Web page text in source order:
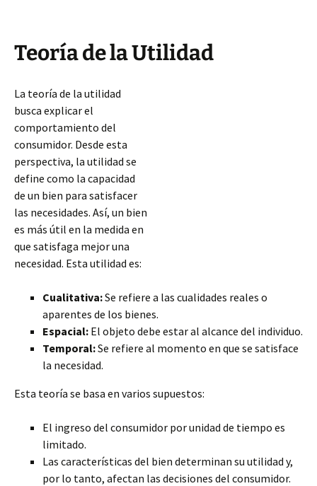
Teoría de la Utilidad
La teoría de la utilidad
busca explicar el
comportamiento del
consumidor. Desde esta
perspectiva, la utilidad se
define como la capacidad
de un bien para satisfacer
las necesidades. Así, un bien
es más útil en la medida en
que satisfaga mejor una
necesidad. Esta utilidad es:
Cualitativa:Se refiere a las cualidades reales o
aparentes de los bienes.
Espacial: El objeto debe estar al alcance del individuo.
Temporal:Se refiere al momento en que se satisface
la necesidad.
Esta teoría se basa en varios supuestos:
El ingreso del consumidor por unidad de tiempo es
limitado.
Las características del bien determinan su utilidad y,
por lo tanto, afectan las decisiones del consumidor.